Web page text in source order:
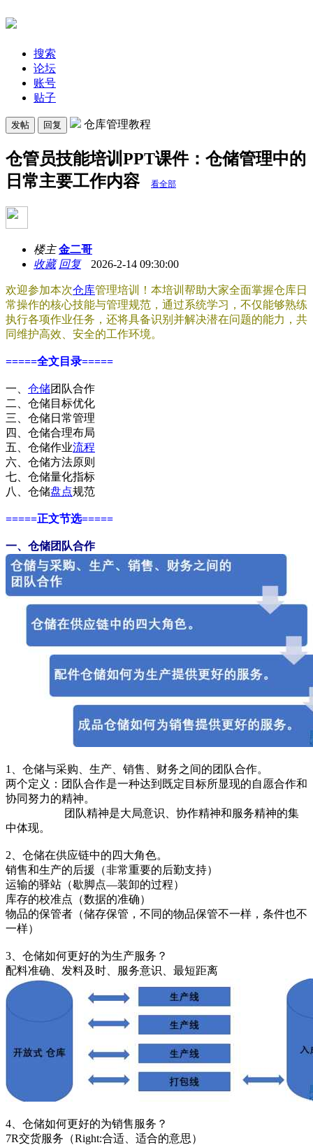
搜索
论坛
账号
贴子
发帖 回复 仓库管理教程
仓管员技能培训PPT课件：仓储管理中的
日常主要工作内容
看全部
楼主 金二哥
收藏 回复 2026-2-14 09:30:00
欢迎参加本次仓库管理培训！本培训帮助大家全面掌握仓库日
常操作的核心技能与管理规范，通过系统学习，不仅能够熟练
执行各项作业任务，还将具备识别并解决潜在问题的能力，共
同维护高效、安全的工作环境。
=====全文目录=====
一、 仓储团队合作
二、仓储目标优化
三、仓储日常管理
四、仓储合理布局
五、仓储作业流程
六、仓储方法原则
七、仓储量化指标
八、仓储盘点规范
=====正文节选=====
一、仓储团队合作
1、仓储与采购、生产、销售、财务之间的团队合作。
两个定义：团队合作是一种达到既定目标所显现的自愿合作和
协同努力的精神。
团队精神是大局意识、协作精神和服务精神的集
中体现。
2、仓储在供应链中的四大角色。
销售和生产的后援（非常重要的后勤支持）
运输的驿站（歇脚点—装卸的过程）
库存的校准点（数据的准确）
物品的保管者（储存保管，不同的物品保管不一样，条件也不
一样）
3、仓储如何更好的为生产服务？
配料准确、发料及时、服务意识、最短距离
4、仓储如何更好的为销售服务？
7R交货服务（Right:合适、适合的意思）